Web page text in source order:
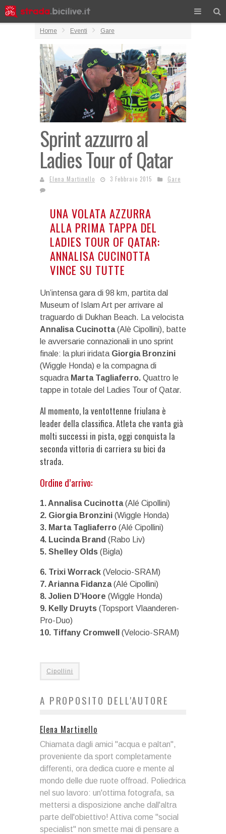
Home Eventi Gare
Sprint azzurro al
Ladies Tour of Qatar
Elena Martinello 3 Febbraio 2015 Gare
UNA VOLATA AZZURRA
ALLA PRIMA TAPPA DEL
LADIES TOUR OF QATAR:
ANNALISA CUCINOTTA
VINCE SU TUTTE
Un’intensa gara di 98 km, partita dal
Museum of Islam Art per arrivare al
traguardo di Dukhan Beach. La velocista
Annalisa Cucinotta(Alè Cipollini), batte
le avversarie connazionali in uno sprint
finale: la pluri iridata Giorgia Bronzini
(Wiggle Honda) e la compagna di
squadra Marta Tagliaferro. Quattro le
tappe in totale del Ladies Tour of Qatar.
Al momento, la ventottenne friulana è
leader della classifica. Atleta che vanta già
molti successi in pista, oggi conquista la
seconda vittoria di carriera su bici da
strada.
Ordine d’arrivo:
1. Annalisa Cucinotta(Alé Cipollini)
2. Giorgia Bronzini (Wiggle Honda)
3. Marta Tagliaferro (Alé Cipollini)
4. Lucinda Brand (Rabo Liv)
5. Shelley Olds (Bigla)
6. Trixi Worrack (Velocio-SRAM)
7. Arianna Fidanza(Alé Cipollini)
8. Jolien D’Hoore (Wiggle Honda)
9. Kelly Druyts (Topsport Vlaanderen-
Pro-Duo)
10. Tiffany Cromwell
(Velocio-SRAM)
Cipollini
A PROPOSITO DELL'AUTORE
Elena Martinello
Chiamata dagli amici "acqua e paltan",
proveniente da sport completamente
differenti, ora dedica cuore e mente al
mondo delle due ruote offroad. Poliedrica
nel suo lavoro: un'ottima fotografa, sa
mettersi a disposizione anche dall'altra
parte dell'obiettivo! Attiva come "social
specialist" non smette mai di pensare a